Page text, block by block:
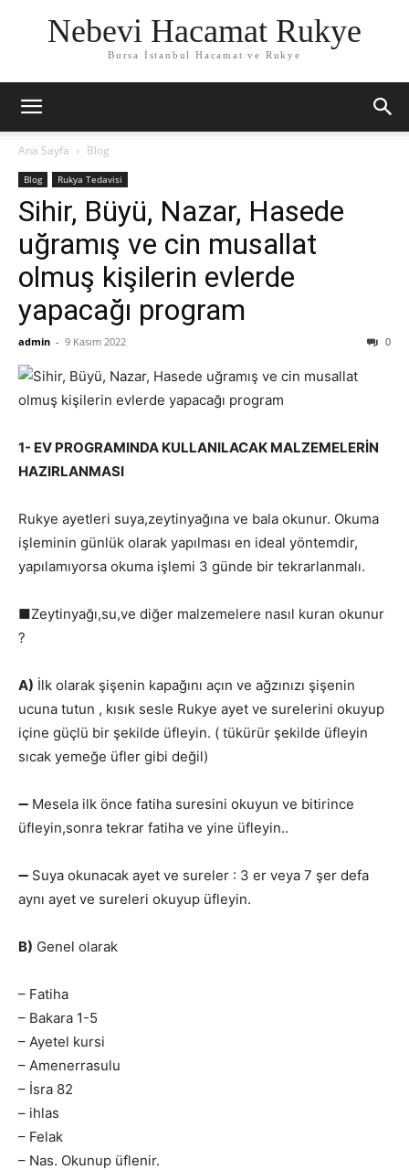
Nebevi Hacamat Rukye
Bursa İstanbul Hacamat ve Rukye
Ana Sayfa Blog
Blog Rukya Tedavisi
Sihir, Büyü, Nazar, Hasede
uğramış ve cin musallat
olmuş kişilerin evlerde
yapacağı program
admin - 9 Kasım 2022 0
1- EV PROGRAMINDA KULLANILACAK MALZEMELERİN
HAZIRLANMASI
Rukye ayetleri suya,zeytinyağına ve bala okunur. Okuma
işleminin günlük olarak yapılması en ideal yöntemdir,
yapılamıyorsa okuma işlemi 3 günde bir tekrarlanmalı.
■Zeytinyağı,su,ve diğer malzemelere nasıl kuran okunur
?
A) İlk olarak şişenin kapağını açın ve ağzınızı şişenin
ucuna tutun , kısık sesle Rukye ayet ve surelerini okuyup
içine güçlü bir şekilde üfleyin. ( tükürür şekilde üfleyin
sıcak yemeğe üfler gibi değil)
➖ Mesela ilk önce fatiha suresini okuyun ve bitirince
üfleyin,sonra tekrar fatiha ve yine üfleyin..
➖ Suya okunacak ayet ve sureler : 3 er veya 7 şer defa
aynı ayet ve sureleri okuyup üfleyin.
B) Genel olarak
– Fatiha
– Bakara 1-5
– Ayetel kursi
– Amenerrasulu
– İsra 82
– ihlas
– Felak
– Nas. Okunup üflenir.